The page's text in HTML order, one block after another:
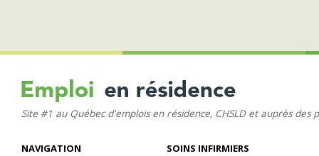
Site #1 au Québec d'emplois en résidence, CHSLD et auprès des
NAVIGATION
SOINS INFIRMIERS